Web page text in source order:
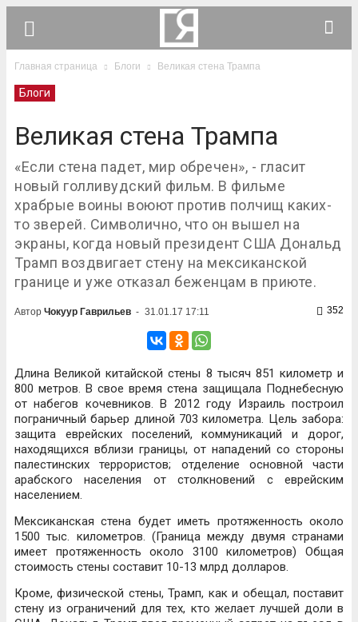
Главная страница Блоги Великая стена Трампа
Блоги
Великая стена Трампа
«Если стена падет, мир обречен», - гласит
новый голливудский фильм. В фильме
храбрые воины воюют против полчищ каких-
то зверей. Символично, что он вышел на
экраны, когда новый президент США Дональд
Трамп воздвигает стену на мексиканской
границе и уже отказал беженцам в приюте.
Автор Чокуур Гаврильев - 31.01.17 17:11 352
Длина Великой китайской стены 8 тысяч 851 километр и
800 метров. В свое время стена защищала Поднебесную
от набегов кочевников. В 2012 году Израиль построил
пограничный барьер длиной 703 километра. Цель забора:
защита еврейских поселений, коммуникаций и дорог,
находящихся вблизи границы, от нападений со стороны
палестинских террористов; отделение основной части
арабского населения от столкновений с еврейским
населением.
Мексиканская стена будет иметь протяженность около
1500 тыс. километров. (Граница между двумя странами
имеет протяженность около 3100 километров) Общая
стоимость стены составит 10-13 млрд долларов.
Кроме, физической стены, Трамп, как и обещал, поставит
стену из ограничений для тех, кто желает лучшей доли в